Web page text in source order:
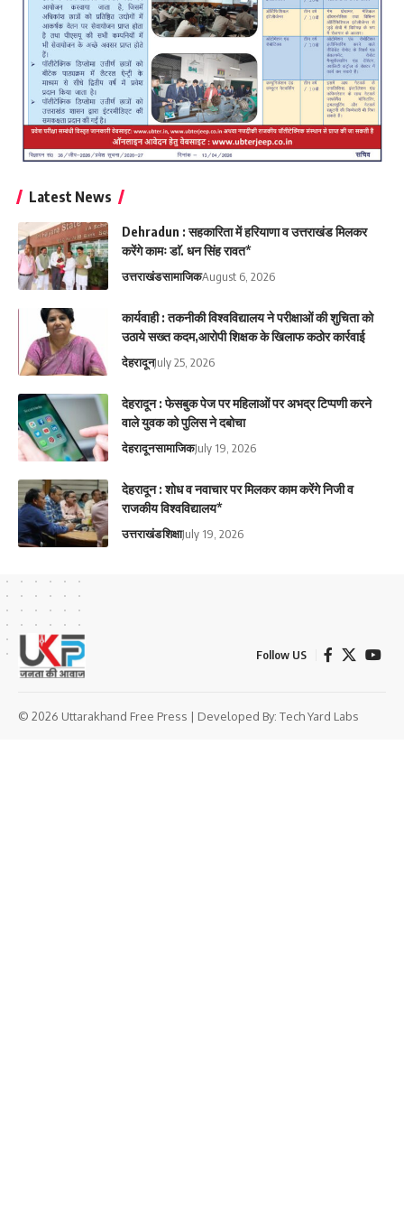
Latest News
Dehradun : सहकारिता में हरियाणा व उत्तराखंड मिलकर
करेंगे कामः डाॅ. धन सिंह रावत*
उत्तराखंडसामाजिकAugust 6, 2026
कार्यवाही : तकनीकी विश्वविद्यालय ने परीक्षाओं की शुचिता को
उठाये सख्त कदम,आरोपी शिक्षक के खिलाफ कठोर कार्रवाई
देहरादूनJuly 25, 2026
देहरादून : फेसबुक पेज पर महिलाओं पर अभद्र टिप्पणी करने
वाले युवक को पुलिस ने दबोचा
देहरादूनसामाजिकJuly 19, 2026
देहरादून : शोध व नवाचार पर मिलकर काम करेंगे निजी व
राजकीय विश्वविद्यालय*
उत्तराखंडशिक्षाJuly 19, 2026
Follow US
© 2026 Uttarakhand Free Press | Developed By: Tech Yard Labs